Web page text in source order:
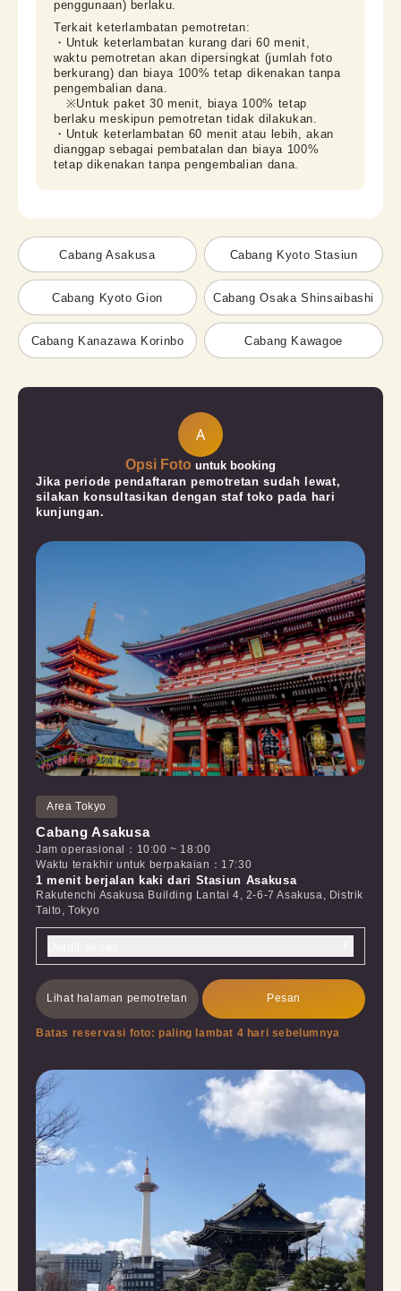
penggunaan) berlaku.
Terkait keterlambatan pemotretan:
・Untuk keterlambatan kurang dari 60 menit,
waktu pemotretan akan dipersingkat (jumlah foto
berkurang) dan biaya 100% tetap dikenakan tanpa
pengembalian dana.
※Untuk paket 30 menit, biaya 100% tetap
berlaku meskipun pemotretan tidak dilakukan.
・Untuk keterlambatan 60 menit atau lebih, akan
dianggap sebagai pembatalan dan biaya 100%
tetap dikenakan tanpa pengembalian dana.
Cabang Asakusa Cabang Kyoto Stasiun
Cabang Kyoto Gion Cabang Osaka Shinsaibashi
Cabang Kanazawa Korinbo Cabang Kawagoe
A
Opsi Foto untuk booking
Jika periode pendaftaran pemotretan sudah lewat,
silakan konsultasikan dengan staf toko pada hari
kunjungan.
Area Tokyo
Cabang Asakusa
Jam operasional ： 10:00 ~ 18:00
Waktu terakhir untuk berpakaian ： 17:30
1 menit berjalan kaki dari Stasiun Asakusa
Rakutenchi Asakusa Building Lantai 4, 2-6-7 Asakusa, Distrik
Taito, Tokyo
Lihat halaman pemotretan Pesan
Batas reservasi foto: paling lambat 4 hari sebelumnya